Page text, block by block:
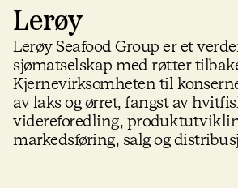
Lerøy
Lerøy Seafood Group er et
sjømatselskap med røtter
Kjernevirksomheten til
av laks og ørret, fangst av
videreforedling,
markedsføring, salg og